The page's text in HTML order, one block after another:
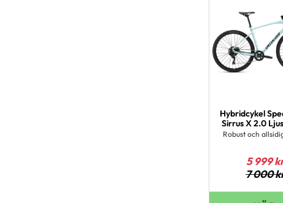
Hybridcykel
Sirrus X 2.0
Robust och
5 999
7 000